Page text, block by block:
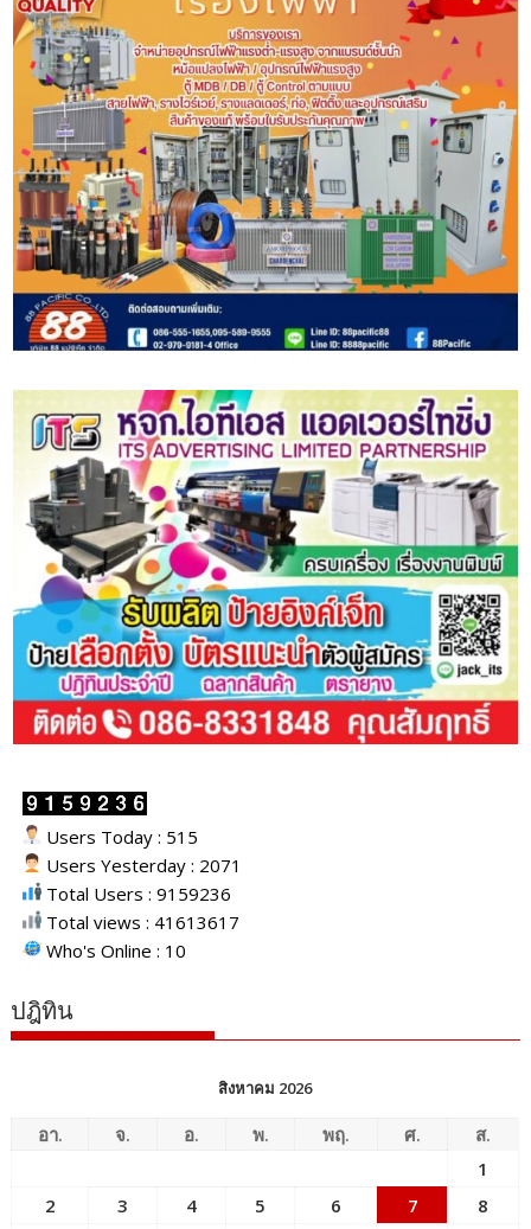
Users Today : 515
Users Yesterday : 2071
Total Users : 9159236
Total views : 41613617
Who's Online : 10
ปฎิทิน
สิงหาคม 2026
อา. จ. อ. พ. พฤ. ศ.
ส.
1
2
3 4 5 6 7
8